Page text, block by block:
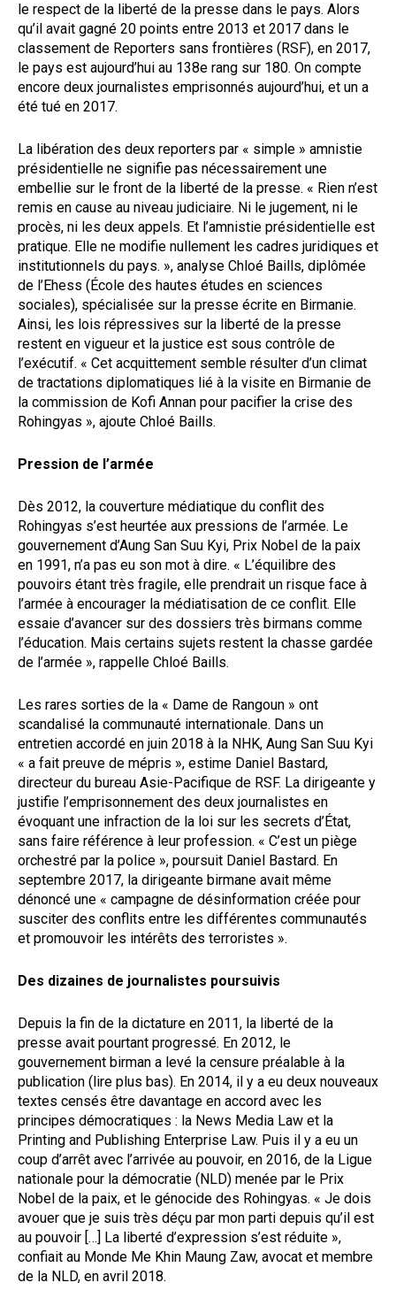
le respect de la liberté de la presse dans le pays. Alors
qu’il avait gagné 20 points entre 2013 et 2017 dans le
classement de Reporters sans frontières (RSF), en 2017,
le pays est aujourd’hui au 138e rang sur 180. On compte
encore deux journalistes emprisonnés aujourd’hui, et un a
été tué en 2017.
La libération des deux reporters par « simple » amnistie
présidentielle ne signifie pas nécessairement une
embellie sur le front de la liberté de la presse. « Rien n’est
remis en cause au niveau judiciaire. Ni le jugement, ni le
procès, ni les deux appels. Et l’amnistie présidentielle est
pratique. Elle ne modifie nullement les cadres juridiques et
institutionnels du pays. », analyse Chloé Baills, diplômée
de l’Ehess (École des hautes études en sciences
sociales), spécialisée sur la presse écrite en Birmanie.
Ainsi, les lois répressives sur la liberté de la presse
restent en vigueur et la justice est sous contrôle de
l’exécutif. « Cet acquittement semble résulter d’un climat
de tractations diplomatiques lié à la visite en Birmanie de
la commission de Kofi Annan pour pacifier la crise des
Rohingyas », ajoute Chloé Baills.
Pression de l’armée
Dès 2012, la couverture médiatique du conflit des
Rohingyas s’est heurtée aux pressions de l’armée. Le
gouvernement d’Aung San Suu Kyi, Prix Nobel de la paix
en 1991, n’a pas eu son mot à dire. « L’équilibre des
pouvoirs étant très fragile, elle prendrait un risque face à
l’armée à encourager la médiatisation de ce conflit. Elle
essaie d’avancer sur des dossiers très birmans comme
l’éducation. Mais certains sujets restent la chasse gardée
de l’armée », rappelle Chloé Baills.
Les rares sorties de la « Dame de Rangoun » ont
scandalisé la communauté internationale. Dans un
entretien accordé en juin 2018 à la NHK, Aung San Suu Kyi
« a fait preuve de mépris », estime Daniel Bastard,
directeur du bureau Asie-Pacifique de RSF. La dirigeante y
justifie l’emprisonnement des deux journalistes en
évoquant une infraction de la loi sur les secrets d’État,
sans faire référence à leur profession. « C’est un piège
orchestré par la police », poursuit Daniel Bastard. En
septembre 2017, la dirigeante birmane avait même
dénoncé une « campagne de désinformation créée pour
susciter des conflits entre les différentes communautés
et promouvoir les intérêts des terroristes ».
Des dizaines de journalistes poursuivis
Depuis la fin de la dictature en 2011, la liberté de la
presse avait pourtant progressé. En 2012, le
gouvernement birman a levé la censure préalable à la
publication (lire plus bas). En 2014, il y a eu deux nouveaux
textes censés être davantage en accord avec les
principes démocratiques : la News Media Law et la
Printing and Publishing Enterprise Law. Puis il y a eu un
coup d’arrêt avec l’arrivée au pouvoir, en 2016, de la Ligue
nationale pour la démocratie (NLD) menée par le Prix
Nobel de la paix, et le génocide des Rohingyas. « Je dois
avouer que je suis très déçu par mon parti depuis qu’il est
au pouvoir […] La liberté d’expression s’est réduite »,
confiait au Monde Me Khin Maung Zaw, avocat et membre
de la NLD, en avril 2018.